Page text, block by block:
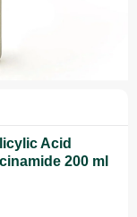
Acid
200 ml